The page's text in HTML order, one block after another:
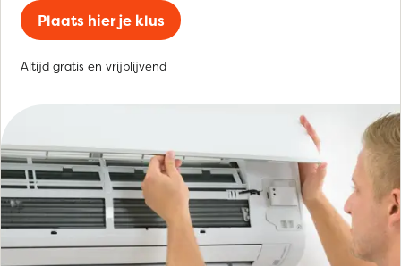
Plaats hier je klus
Altijd gratis en vrijblijvend